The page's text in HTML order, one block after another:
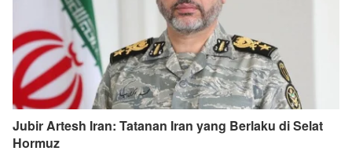
Jubir Artesh Iran: Tatanan Iran yang Berlaku di Selat
Hormuz